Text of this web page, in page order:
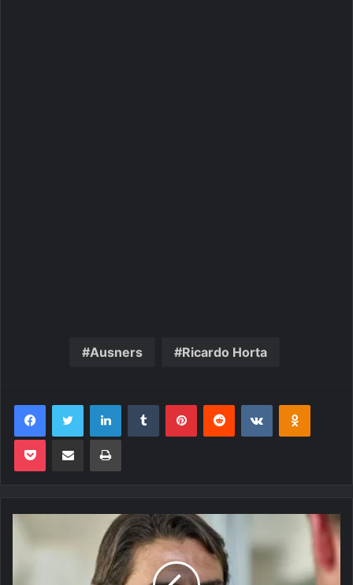
Ausners Ricardo Horta
FacebookTwitter LinkedinTumblr PinterestReddit VK OK
Pocket Compartilhar via e-mail Imprimir